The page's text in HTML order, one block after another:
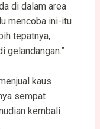
di dalam area
mencoba ini-itu
tepatnya,
gelandangan.”
kaus
sempat
kembali